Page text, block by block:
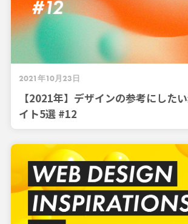
2021年10月23日
【2021年】デザインの参考にした
イト5選 #12